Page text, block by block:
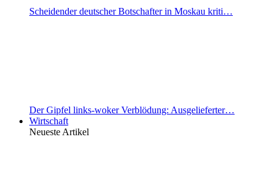
Scheidender deutscher Botschafter in Moskau kriti…
Der Gipfel links-woker Verblödung: Ausgelieferter…
Wirtschaft
Neueste Artikel